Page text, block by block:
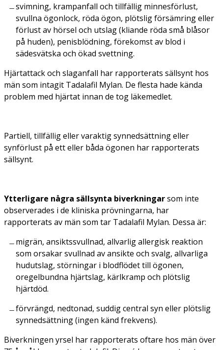
svimning, krampanfall och tillfällig minnesförlust,
svullna ögonlock, röda ögon, plötslig försämring eller
förlust av hörsel och utslag (kliande röda små blåsor
på huden), penisblödning, förekomst av blod i
sädesvätska och ökad svettning.
Hjärtattack och slaganfall har rapporterats sällsynt hos
män som intagit Tadalafil Mylan. De flesta hade kända
problem med hjärtat innan de tog läkemedlet.
Partiell, tillfällig eller varaktig synnedsättning eller
synförlust på ett eller båda ögonen har rapporterats
sällsynt.
Ytterligare några sällsynta biverkningarsom inte
observerades i de kliniska prövningarna, har
rapporterats av män som tar Tadalafil Mylan. Dessa är:
migrän, ansiktssvullnad, allvarlig allergisk reaktion
som orsakar svullnad av ansikte och svalg, allvarliga
hudutslag, störningar i blodflödet till ögonen,
oregelbundna hjärtslag, kärlkramp och plötslig
hjärtdöd.
förvrängd, nedtonad, suddig central syn eller plötslig
synnedsättning (ingen känd frekvens).
Biverkningen yrsel har rapporterats oftare hos män över